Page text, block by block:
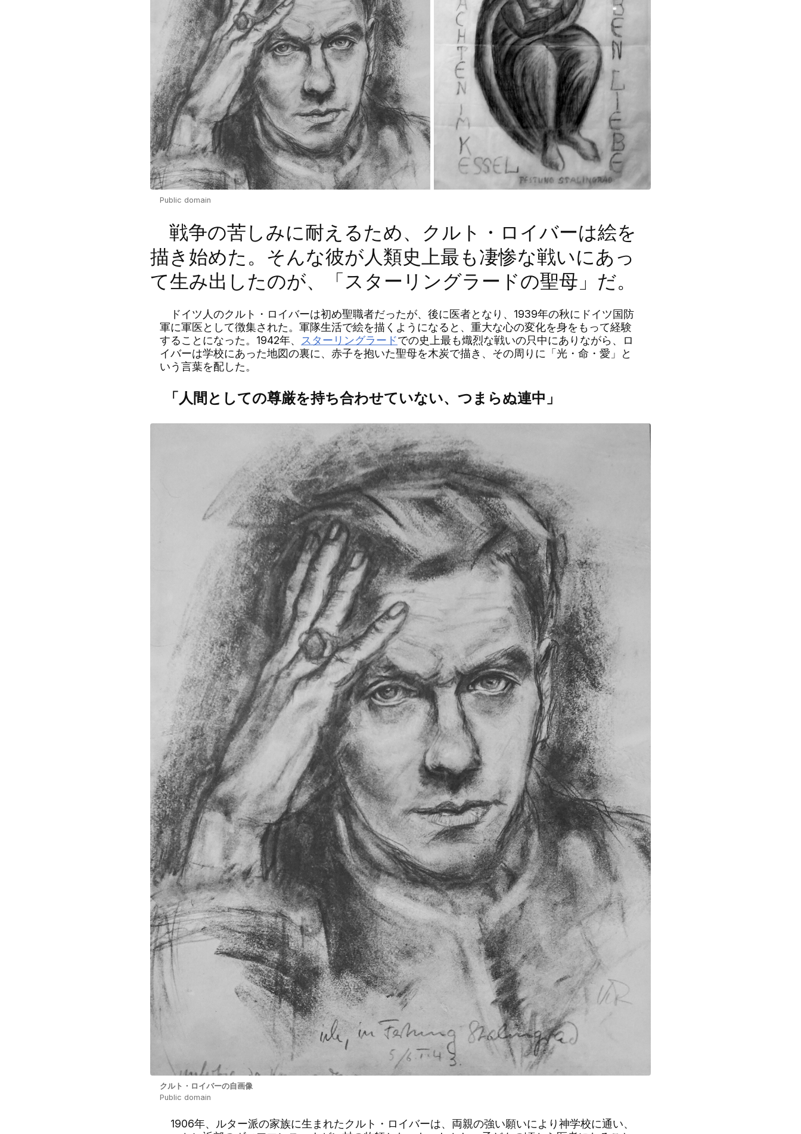
Public domain
戦争の苦しみに耐えるため、クルト・ロイバーは絵を
描き始めた。そんな彼が人類史上最も凄惨な戦いにあっ
て生み出したのが、「スターリングラードの聖母」だ。
ドイツ人のクルト・ロイバーは初め聖職者だったが、後に医者となり、 1939年の秋にドイツ国防
軍に軍医として徴集された。軍隊生活で絵を描くようになると、重大な心の変化を身をもって経験
することになった。 1942年、 スターリングラードでの史上最も熾烈な戦いの只中にありながら、ロ
イバーは学校にあった地図の裏に、赤子を抱いた聖母を木炭で描き、その周りに「光・命・愛」と
いう言葉を配した。
「人間としての尊厳を持ち合わせていない、つまらぬ連中」
クルト・ロイバーの自画像
Public domain
1906年、ルター派の家族に生まれたクルト・ロイバーは、両親の強い願いにより神学校に通い、